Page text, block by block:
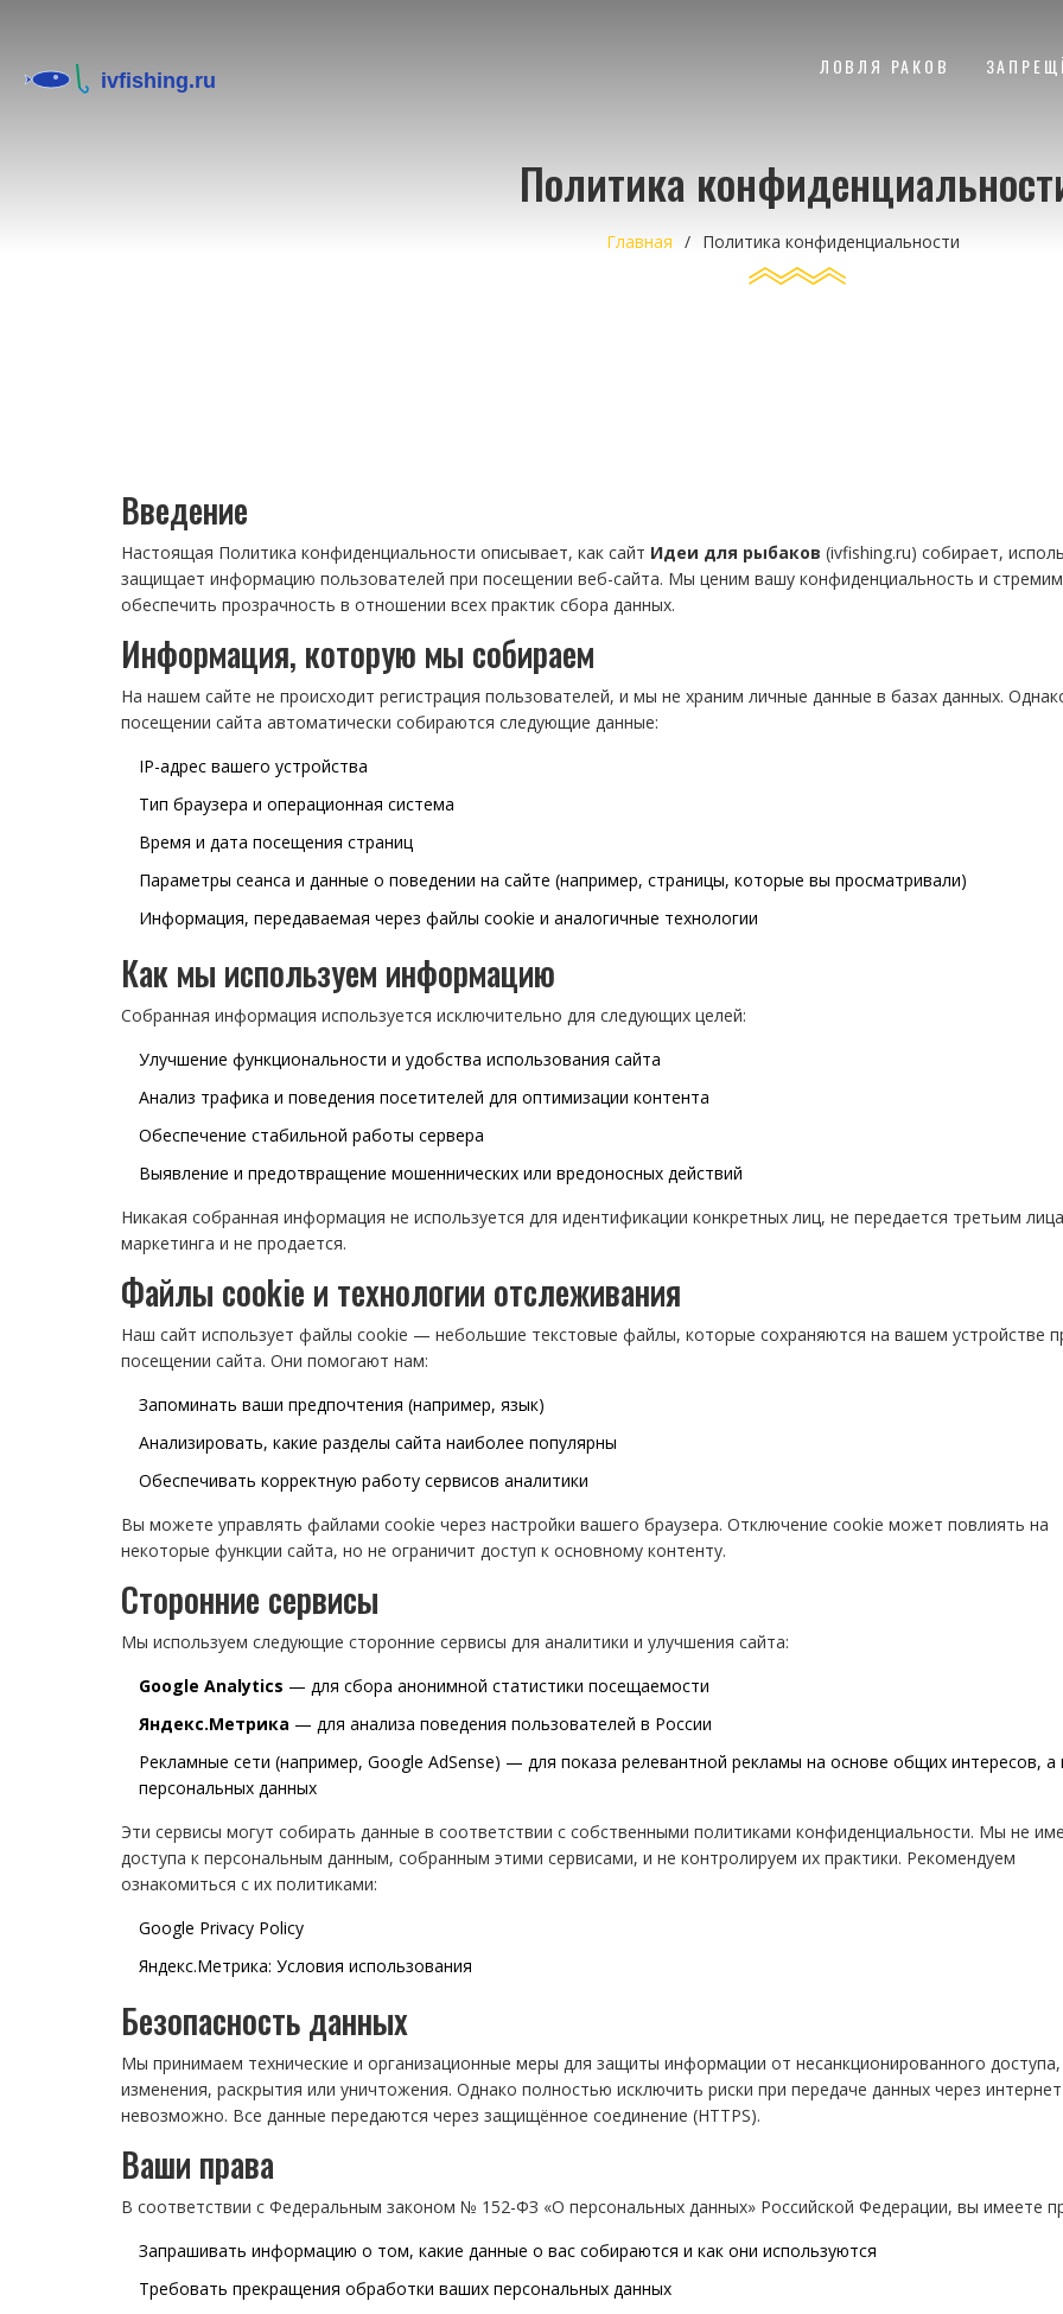
ЛОВЛЯ РАКОВ
Политика
Главная Политика конфиденциальности
Введение
Настоящая Политика конфиденциальности описывает, как сайт Идеи для рыбаков (ivfishing.ru) собирает,
защищает информацию пользователей при посещении веб-сайта. Мы ценим вашу конфиденциальность и
обеспечить прозрачность в отношении всех практик сбора данных.
Информация, которую мы собираем
На нашем сайте не происходит регистрация пользователей, и мы не храним личные данные в базах данных.
посещении сайта автоматически собираются следующие данные:
IP-адрес вашего устройства
Тип браузера и операционная система
Время и дата посещения страниц
Параметры сеанса и данные о поведении на сайте (например, страницы, которые вы просматривали)
Информация, передаваемая через файлы cookie и аналогичные технологии
Как мы используем информацию
Собранная информация используется исключительно для следующих целей:
Улучшение функциональности и удобства использования сайта
Анализ трафика и поведения посетителей для оптимизации контента
Обеспечение стабильной работы сервера
Выявление и предотвращение мошеннических или вредоносных действий
Никакая собранная информация не используется для идентификации конкретных лиц, не передается третьим
маркетинга и не продается.
Файлы cookie и технологии отслеживания
Наш сайт использует файлы cookie — небольшие текстовые файлы, которые сохраняются на вашем устройстве
посещении сайта. Они помогают нам:
Запоминать ваши предпочтения (например, язык)
Анализировать, какие разделы сайта наиболее популярны
Обеспечивать корректную работу сервисов аналитики
Вы можете управлять файлами cookie через настройки вашего браузера. Отключение cookie может повлиять на
некоторые функции сайта, но не ограничит доступ к основному контенту.
Сторонние сервисы
Мы используем следующие сторонние сервисы для аналитики и улучшения сайта:
Google Analytics — для сбора анонимной статистики посещаемости
Яндекс.Метрика — для анализа поведения пользователей в России
Рекламные сети (например, Google AdSense) — для показа релевантной рекламы на основе общих интересов, а
персональных данных
Эти сервисы могут собирать данные в соответствии с собственными политиками конфиденциальности. Мы не
доступа к персональным данным, собранным этими сервисами, и не контролируем их практики. Рекомендуем
ознакомиться с их политиками:
Google Privacy Policy
Яндекс.Метрика: Условия использования
Безопасность данных
Мы принимаем технические и организационные меры для защиты информации от несанкционированного доступа,
изменения, раскрытия или уничтожения. Однако полностью исключить риски при передаче данных через интернет
невозможно. Все данные передаются через защищённое соединение (HTTPS).
Ваши права
В соответствии с Федеральным законом № 152-ФЗ «О персональных данных» Российской Федерации, вы имеете
Запрашивать информацию о том, какие данные о вас собираются и как они используются
Требовать прекращения обработки ваших персональных данных